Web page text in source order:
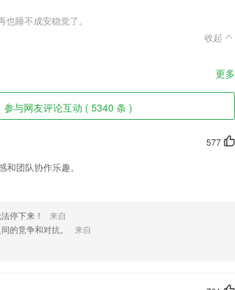
睡不成安稳觉了。
收起
更多
与网友评论互动 ( 5340 条 )
577
团队协作乐趣。
停下来！
来自
的竞争和对抗。
来自